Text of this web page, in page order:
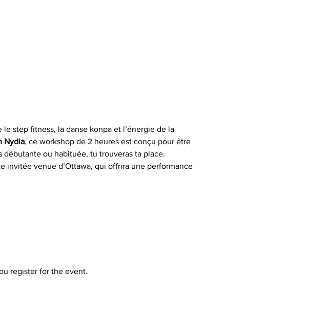
step fitness, la danse konpa et l’énergie de la
Nydia, ce workshop de 2 heures est conçu pour être
ou habituée, tu trouveras ta place.
invitée venue d’Ottawa, qui offrira une performance
register for the event.